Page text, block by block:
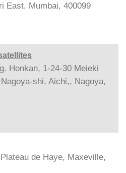
East, Mumbai, 400099
Honkan, 1-24-30 Meieki
shi, Aichi,, Nagoya,
de Haye, Maxeville,